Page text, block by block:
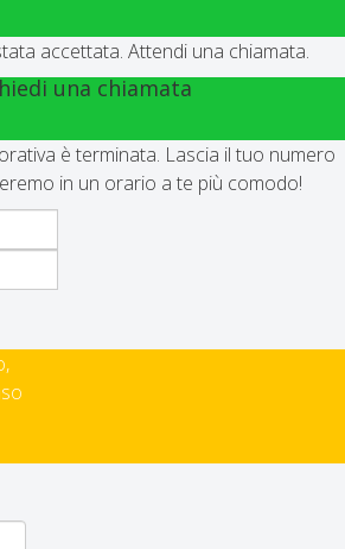
accettata. Attendi una chiamata.
una chiamata
è terminata. Lascia il tuo numero
in un orario a te più comodo!